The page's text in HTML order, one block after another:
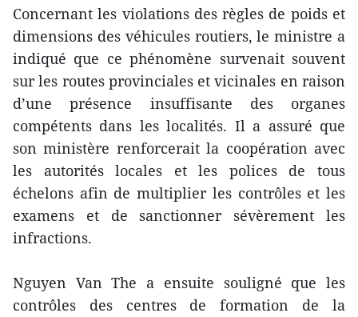
Concernant les violations des règles de poids et
dimensions des véhicules routiers, le ministre a
indiqué que ce phénomène survenait souvent
sur les routes provinciales et vicinales en raison
d’une présence insuffisante des organes
compétents dans les localités. Il a assuré que
son ministère renforcerait la coopération avec
les autorités locales et les polices de tous
échelons afin de multiplier les contrôles et les
examens et de sanctionner sévèrement les
infractions.
Nguyen Van The a ensuite souligné que les
contrôles des centres de formation de la